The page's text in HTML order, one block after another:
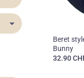
Beret
Bunny
32.90